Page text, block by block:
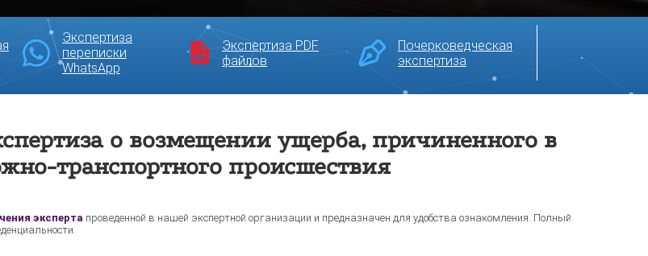
Экспертиза
переписки
WhatsApp
Экспертиза PDF
файлов
Почерковедческая
экспертиза
о возмещении ущерба, причиненного в
транспортного происшествия
эксперта проведенной в нашей экспертной организации и предназначен для удобства ознакомления. Полный